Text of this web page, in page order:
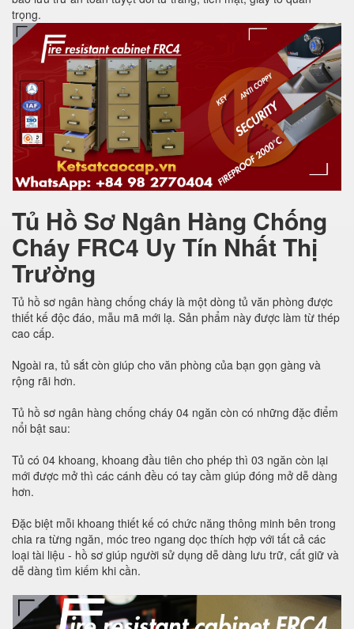
trọng.
Tủ Hồ Sơ Ngân Hàng Chống
Cháy FRC4 Uy Tín Nhất Thị
Trường
Tủ hồ sơ ngân hàng chống cháy là một dòng tủ văn phòng được
thiết kế độc đáo, mẫu mã mới lạ. Sản phẩm này được làm từ thép
cao cấp.
Ngoài ra, tủ sắt còn giúp cho văn phòng của bạn gọn gàng và
rộng rãi hơn.
Tủ hồ sơ ngân hàng chống cháy 04 ngăn còn có những đặc điểm
nổi bật sau:
Tủ có 04 khoang, khoang đầu tiên cho phép thì 03 ngăn còn lại
mới được mở thì các cánh đều có tay cầm giúp đóng mở dễ dàng
hơn.
Đặc biệt mỗi khoang thiết kế có chức năng thông minh bên trong
chia ra từng ngăn, móc treo ngang dọc thích hợp với tất cả các
loại tài liệu - hồ sơ giúp người sử dụng dễ dàng lưu trữ, cất giữ và
dễ dàng tìm kiếm khi cần.